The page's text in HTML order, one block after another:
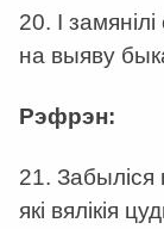
20. І
на выяву
Рэфрэн:
21. Забыліся
які вялікія